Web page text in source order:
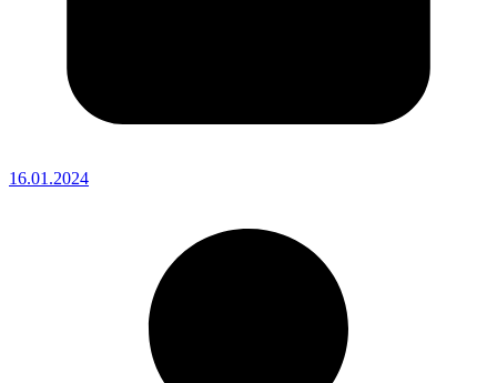
16.01.2024